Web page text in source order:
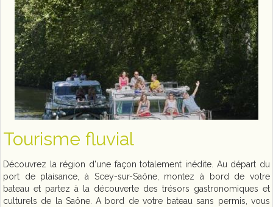
Tourisme fluvial
Découvrez la région d'une façon totalement inédite. Au départ du
port de plaisance, à Scey-sur-Saône, montez à bord de votre
bateau et partez à la découverte des trésors gastronomiques et
culturels de la Saône. A bord de votre bateau sans permis, vous